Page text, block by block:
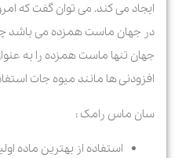
ایجاد می کند. می توان گفت که
در جهان ماست همزده می باشد
جهان تنها ماست همزده را به
افزودنی ها مانند میوه جات
سان ماس رامک :
استفاده از بهترین ماده